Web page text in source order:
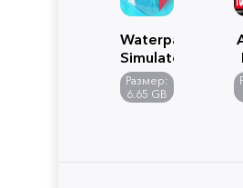
Waterpark
Simulator
Размер:
6.65 GB